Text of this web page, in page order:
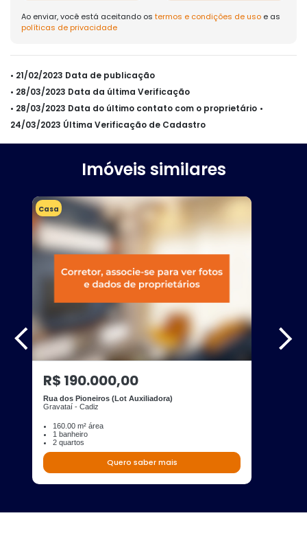
Ao enviar, você está aceitando os termos e condições de uso e as
políticas de privacidade
• 21/02/2023 Data de publicação
• 28/03/2023 Data da última Verificação
• 28/03/2023 Data do último contato com o proprietário •
24/03/2023 Última Verificação de Cadastro
Imóveis similares
Casa
R$ 190.000,00
Rua dos Pioneiros (Lot Auxiliadora)
Gravataí - Cadiz
160.00 m² área
1 banheiro
2 quartos
Quero saber mais